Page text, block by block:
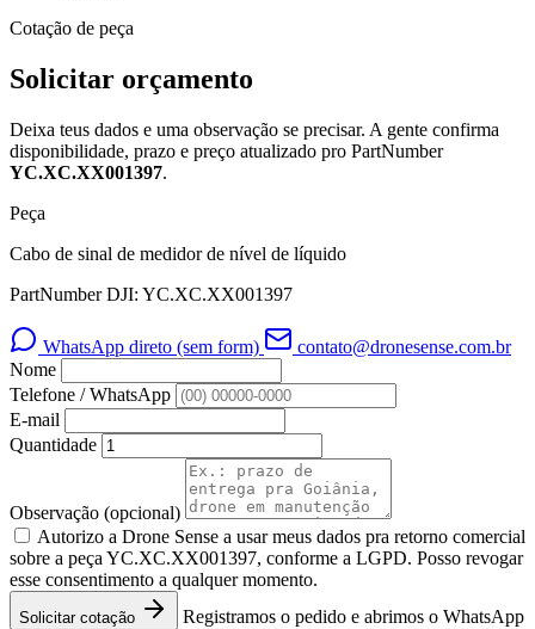
Cotação de peça
Solicitar orçamento
Deixa teus dados e uma observação se precisar. A gente confirma
disponibilidade, prazo e preço atualizado pro PartNumber
YC.XC.XX001397.
Peça
Cabo de sinal de medidor de nível de líquido
PartNumber DJI: YC.XC.XX001397
WhatsApp direto (sem form)
contato@dronesense.com.br
Nome
Telefone / WhatsApp
E-mail
Quantidade
Observação (opcional)
Autorizo a Drone Sense a usar meus dados pra retorno comercial
sobre a peça YC.XC.XX001397, conforme a LGPD. Posso revogar
esse consentimento a qualquer momento.
Solicitar cotação
Registramos o pedido e abrimos o WhatsApp